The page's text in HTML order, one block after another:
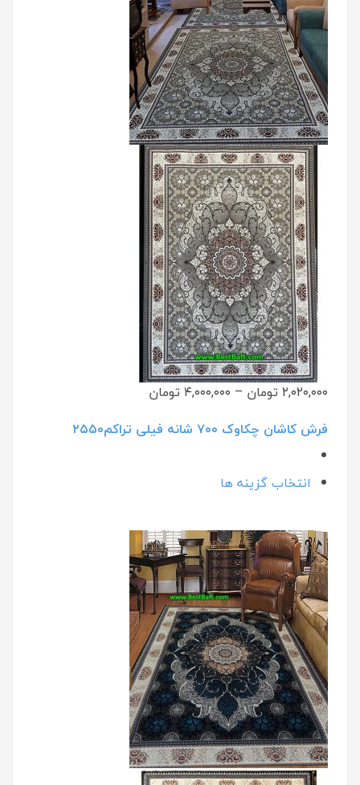
۲,۰۲۰,۰۰۰ تومان – ۴,۰۰۰,۰۰۰ تومان
فرش کاشان چکاوک ۷۰۰ شانه فیلی تراکم۲۵۵۰
انتخاب گزینه ها